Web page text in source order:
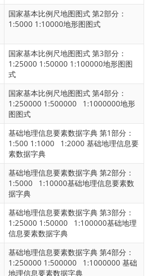
国家基本比例尺地图图式 第2部分：
1:5000 1:10000地形图图式
国家基本比例尺地图图式 第3部分：
1:25000 1:50000 1:100000地形图图
式
国家基本比例尺地图图式 第4部分：
1:250000 1:500000 1:1000000地形
图图式
基础地理信息要素数据字典 第1部分：
1:500 1:1000 1:2000 基础地理信息要
素数据字典
基础地理信息要素数据字典 第2部分：
1:5000 1:10000基础地理信息要素数
据字典
基础地理信息要素数据字典 第3部分：
1:25000 1:50000 1:100000基础地理
信息要素数据字典
基础地理信息要素数据字典 第4部分：
1:250000 1:500000 1:1000000 基础
地理信息要素数据字典